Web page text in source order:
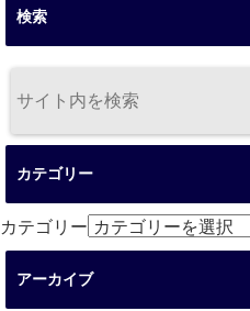
検索
カテゴリー
カテゴリー
アーカイブ